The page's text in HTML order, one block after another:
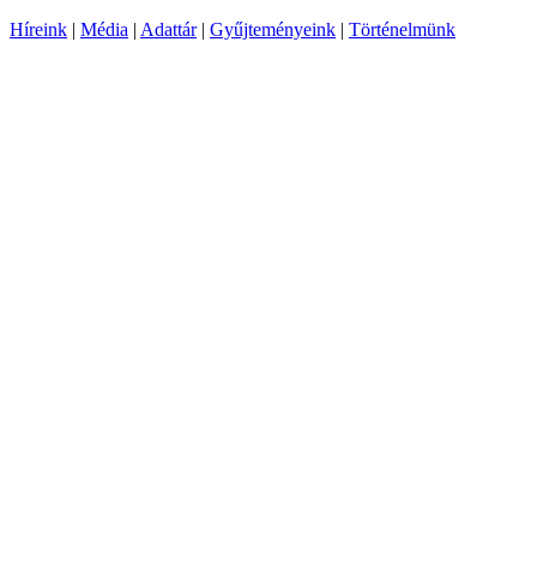
Híreink | Média | Adattár| Gyűjteményeink | Történelmünk